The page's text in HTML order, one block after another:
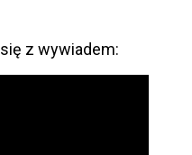
z wywiadem: